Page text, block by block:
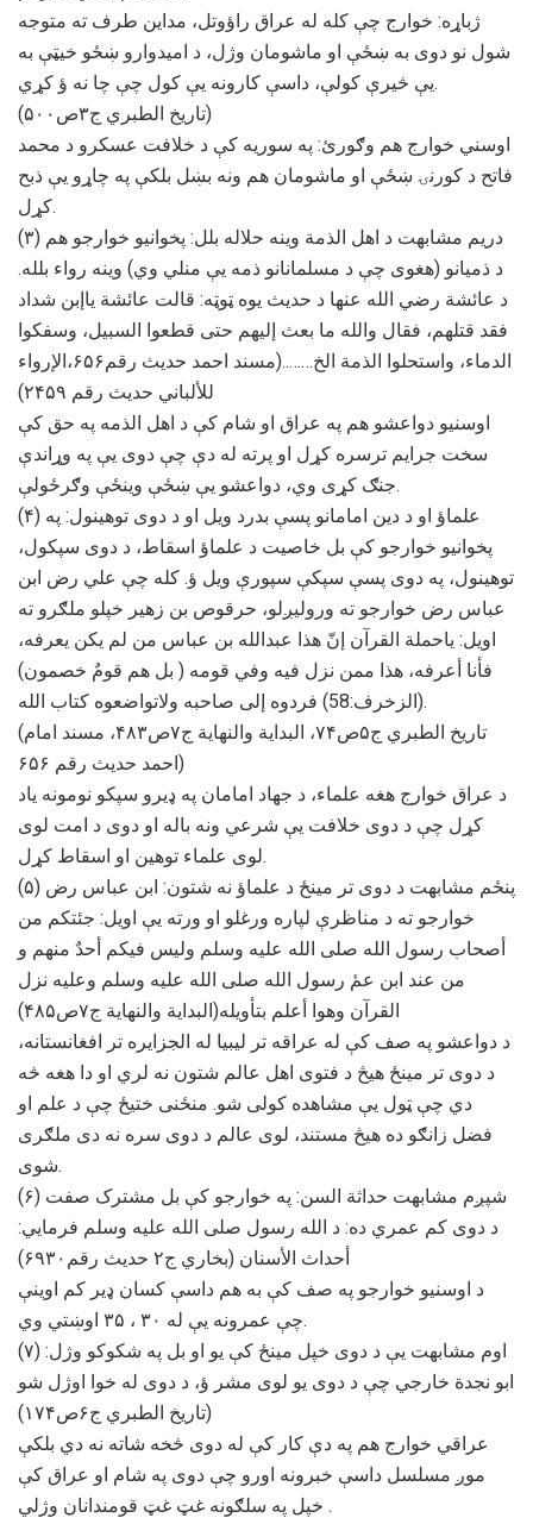
ژباړه: خوارج چې کله له عراق راؤوتل، مداین طرف ته متوجه
شول نو دوی به ښځې او ماشومان وژل، د امیدوارو ښځو خیټې به
یې څیرې کولې، داسې کارونه یې کول چې چا نه ؤ کړي.
(تاریخ الطبري ج۳ص۵۰۰)
اوسني خوارج هم وګورئ: په سوریه کې د خلافت عسکرو د محمد
فاتح د کورنۍ ښځې او ماشومان هم ونه بښل بلکې په چاړو یې ذبح
کړل.
(۳) دریم مشابهت د اهل الذمة وینه حلاله بلل: پخوانیو خوارجو هم
د ذمیانو (هغوی چې د مسلمانانو ذمه یې منلي وي) وینه رواء بلله.
د عائشة رضي الله عنها د حدیث یوه ټوټه: قالت عائشة یاإبن شداد
فقد قتلهم، فقال والله ما بعث إليهم حتى قطعوا السبيل، وسفكوا
الدماء، واستحلوا الذمة الخ……..(مسند احمد حدیث رقم۶۵۶،الإرواء
للألباني حدیث رقم ۲۴۵۹)
اوسنیو دواعشو هم په عراق او شام کې د اهل الذمه په حق کې
سخت جرایم ترسره کړل او پرته له دې چې دوی یې په وړاندې
جنګ کړی وي، دواعشو یې ښځې وینځې وګرځولې.
(۴) علماؤ او د دین امامانو پسې بدرد ویل او د دوی توهینول: په
پخوانیو خوارجو کې بل خاصیت د علماؤ اسقاط، د دوی سپکول،
توهینول، په دوی پسې سپکې سپورې ویل ؤ. کله چې علي رض ابن
عباس رض خوارجو ته ورولیږلو، حرقوص بن زهیر خپلو ملګرو ته
اویل: یاحملة القرآن إنّ هذا عبدالله بن عباس من لم يكن يعرفه،
فأنا أعرفه، هذا ممن نزل فيه وفي قومه ( بل هم قومٌ خصمون)
(الزخرف:58) فردوه إلى صاحبه ولاتواضعوه كتاب الله.
(تاريخ الطبري ج۵ص۷۴، البدایة والنهایة ج۷ص۴۸۳، مسند امام
احمد حدیث رقم ۶۵۶)
د عراق خوارج هغه علماء، د جهاد امامان په ډیرو سپکو نومونه یاد
کړل چې د دوی خلافت یې شرعي ونه باله او دوی د امت لوی
لوی علماء توهین او اسقاط کړل.
(۵) پنځم مشابهت د دوی تر مینځ د علماؤ نه شتون: ابن عباس رض
خوارجو ته د مناظرې لپاره ورغلو او ورته یې اویل: جئتکم من
أصحاب رسول الله صلی الله علیه وسلم ولیس فیکم أحدٌ منهم و
من عند ابن عمٔ رسول الله صلی الله علیه وسلم وعلیه نزل
القرآن وهوا أعلم بتأویله(البدایة والنهایة ج۷ص۴۸۵)
د دواعشو په صف کې له عراقه تر لیبیا له الجزایره تر افغانستانه،
د دوی تر مینځ هیڅ د فتوی اهل عالم شتون نه لري او دا هغه څه
دي چې ټول یې مشاهده کولی شو. منځنی ختیځ چې د علم او
فضل زانګو ده هیڅ مستند، لوی عالم د دوی سره نه دی ملګری
شوی.
(۶) شپږم مشابهت حداثة السن: په خوارجو کې بل مشترک صفت
د دوی کم عمري ده: د الله رسول صلی الله علیه وسلم فرمایي:
أحداث الأسنان (بخاري ج۲ حدیث رقم۶۹۳۰)
د اوسنیو خوارجو په صف کې به هم داسې کسان ډیر کم اوینې
چې عمرونه یې له ۳۰ ، ۳۵ اوښتي وي.
(۷) اوم مشابهت یې د دوی خپل مینځ کې یو او بل په شکوکو وژل:
ابو نجدة خارجي چې د دوی یو لوی مشر ؤ، د دوی له خوا اوژل شو
(تاریخ الطبري ج۶ص۱۷۴)
عراقي خوارج هم په دې کار کې له دوی څخه شاته نه دي بلکې
موږ مسلسل داسې خبرونه اورو چې دوی په شام او عراق کې
خپل په سلګونه غټ غټ قومندانان وژلي .